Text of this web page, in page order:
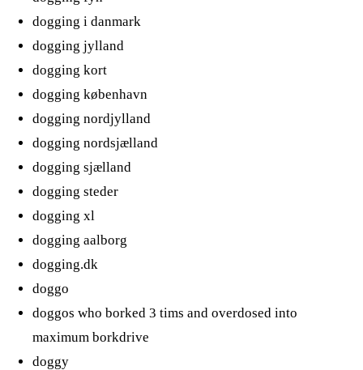
dogging i danmark
dogging jylland
dogging kort
dogging københavn
dogging nordjylland
dogging nordsjælland
dogging sjælland
dogging steder
dogging xl
dogging aalborg
dogging.dk
doggo
doggos who borked 3 tims and overdosed into
maximum borkdrive
doggy